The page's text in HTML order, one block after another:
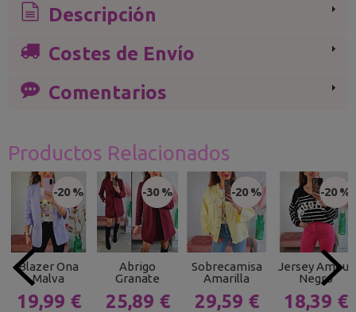
Descripción
Costes de Envío
Comentarios
Productos Relacionados
-20 %
Blazer Ona
Malva
19,99 €
-30 %
Abrigo
Granate
25,89 €
-20 %
Sobrecamisa
Amarilla
29,59 €
-20 %
Jersey Amour
Negro
18,39 €